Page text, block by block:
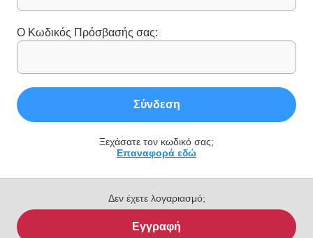
Ο Κωδικός Πρόσβασής σας:
Σύνδεση
Ξεχάσατε τον κωδικό σας;
Επαναφορά εδώ
Δεν έχετε λογαριασμό;
Εγγραφή